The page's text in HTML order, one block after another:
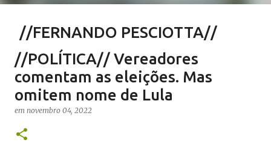
//FERNANDO PESCIOTTA//
Território livre para mentiras
em FERNANDO PESCIOTTA
NOTÍCIAS SERRA NEGRA VIVA! SERRA NEGRA
0
//POLÍTICA// Vereadores
comentam as eleições. Mas
omitem nome de Lula
em novembro 04, 2022